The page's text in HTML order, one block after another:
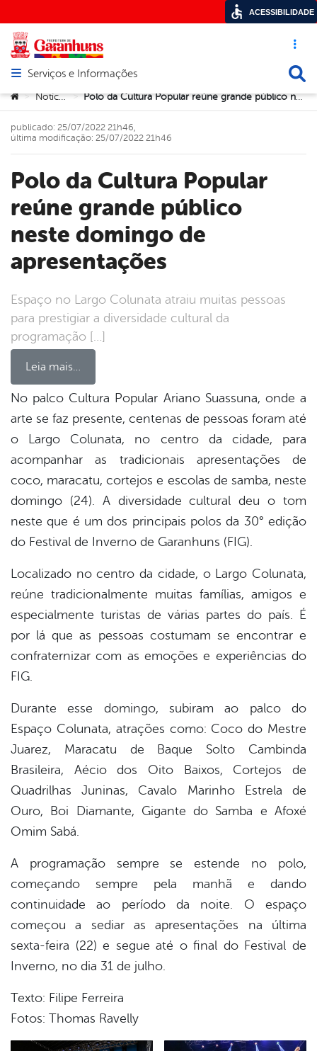
Acesso
Abrir menu principal de navegação
Serviços e Informações
Você está aqui:
> Notícias > Polo da Cultura Popular reúne grande público neste domingo de apresentações
Polo da Cultura Popular
reúne grande público
neste domingo de
apresentações
Espaço no Largo Colunata atraiu muitas pessoas
para prestigiar a diversidade cultural da
programação […]
Leia mais…
publicado: 25/07/2022 21h46,
última modificação: 25/07/2022 21h46
No palco Cultura Popular Ariano Suassuna, onde a
arte se faz presente, centenas de pessoas foram até
o Largo Colunata, no centro da cidade, para
acompanhar as tradicionais apresentações de
coco, maracatu, cortejos e escolas de samba, neste
domingo (24). A diversidade cultural deu o tom
neste que é um dos principais polos da 30° edição
do Festival de Inverno de Garanhuns (FIG).
Localizado no centro da cidade, o Largo Colunata,
reúne tradicionalmente muitas famílias, amigos e
especialmente turistas de várias partes do país. É
por lá que as pessoas costumam se encontrar e
confraternizar com as emoções e experiências do
FIG.
Durante esse domingo, subiram ao palco do
Espaço Colunata, atrações como: Coco do Mestre
Juarez, Maracatu de Baque Solto Cambinda
Brasileira, Aécio dos Oito Baixos, Cortejos de
Quadrilhas Juninas, Cavalo Marinho Estrela de
Ouro, Boi Diamante, Gigante do Samba e Afoxé
Omim Sabá.
A programação sempre se estende no polo,
começando sempre pela manhã e dando
continuidade ao período da noite. O espaço
começou a sediar as apresentações na última
sexta-feira (22) e segue até o final do Festival de
Inverno, no dia 31 de julho.
Texto: Filipe Ferreira
Fotos: Thomas Ravelly
ACESSIBILIDADE